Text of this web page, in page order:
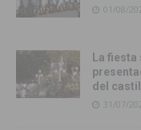
01/08/
La fiesta
del
31/07/